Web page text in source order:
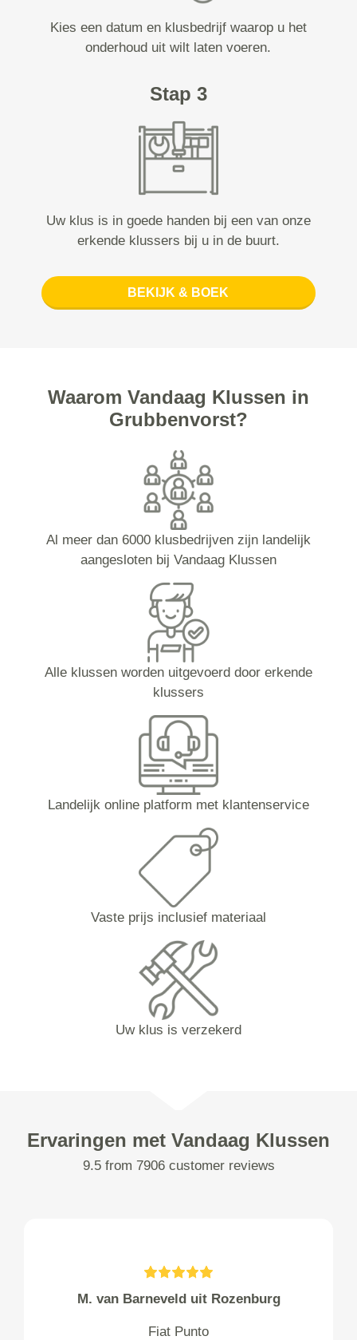
Kies een datum en klusbedrijf waarop u het
onderhoud uit wilt laten voeren.
Stap 3
Uw klus is in goede handen bij een van onze
erkende klussers bij u in de buurt.
BEKIJK & BOEK
Waarom Vandaag Klussen in
Grubbenvorst?
Al meer dan 6000 klusbedrijven zijn landelijk
aangesloten bij Vandaag Klussen
Alle klussen worden uitgevoerd door erkende
klussers
Landelijk online platform met klantenservice
Vaste prijs inclusief materiaal
Uw klus is verzekerd
Ervaringen met Vandaag Klussen
9.5 from 7906 customer reviews
M. van Barneveld uit Rozenburg
Fiat Punto